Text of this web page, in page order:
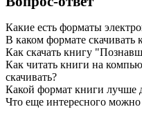
Какие есть форматы
В каком формате
Как скачать книгу
Как читать книги на
скачивать?
Какой формат книги лучше
Что еще интересного можно